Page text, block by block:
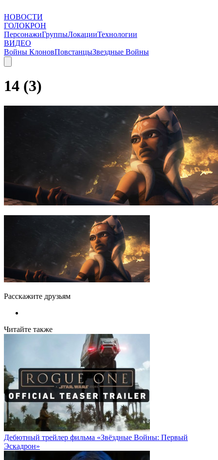
НОВОСТИ
ГОЛОКРОН
ПерсонажиГруппыЛокацииТехнологии
ВИДЕО
Войны КлоновПовстанцыЗвездные Войны
14 (3)
Расскажите друзьям
Читайте также
Дебютный трейлер фильма «Звёздные Войны: Первый
Эскадрон»